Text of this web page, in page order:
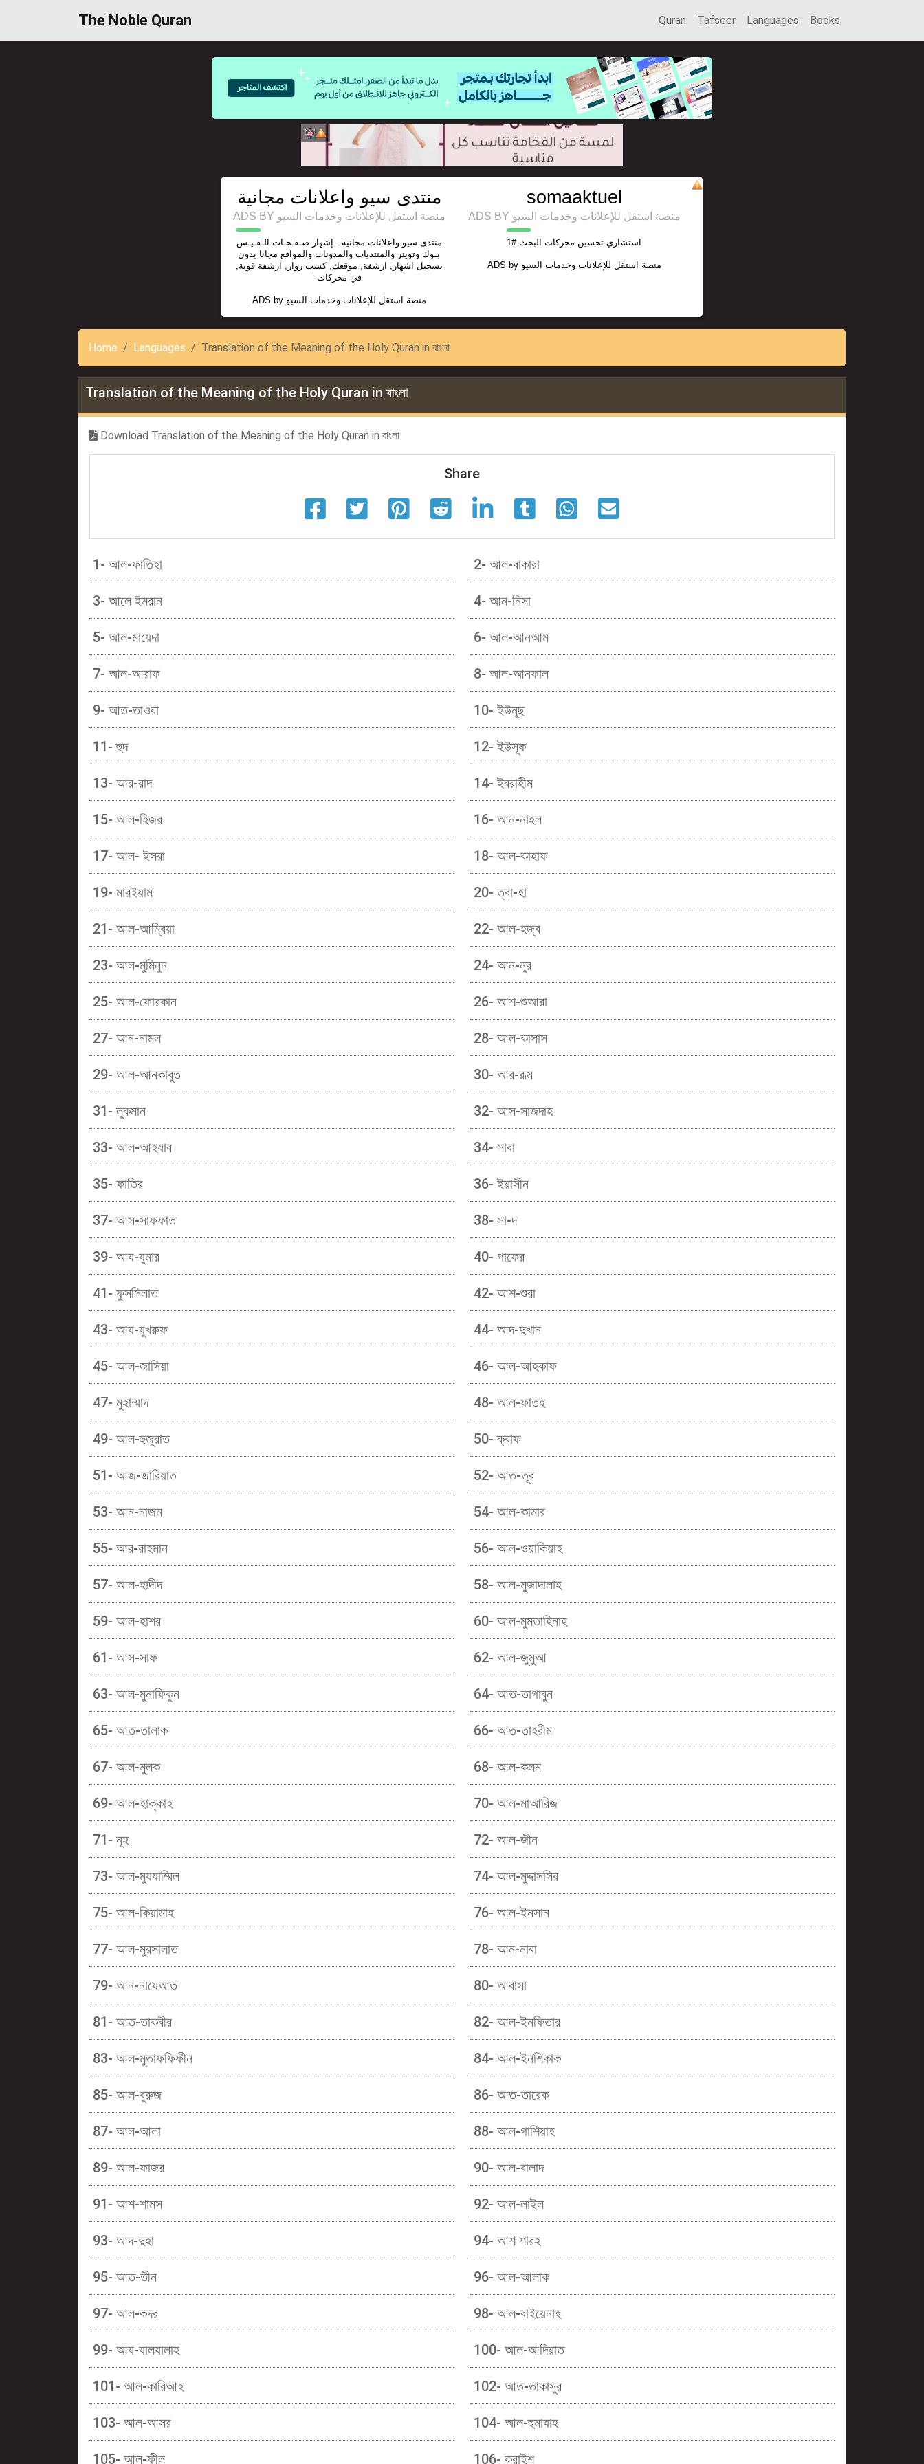
The Noble Quran َQuran Tafseer Languages Books
منتدى سيو واعلانات مجانية
ADS BY منصة استقل للإعلانات وخدمات السيو
منتدى سيو واعلانات مجانية - إشهار صـفـحـات الـفـيـس
بـوك وتويتر والمنتديات والمدونات والمواقع مجانا بدون
تسجيل اشهار, ارشفة, موقعك, كسب زوار, ارشفة قوية,
في محركات
ADS by منصة استقل للإعلانات وخدمات السيو
somaaktuel
ADS BY منصة استقل للإعلانات وخدمات السيو
1# استشاري تحسين محركات البحث
ADS by منصة استقل للإعلانات وخدمات السيو
Home Languages Translation of the Meaning of the Holy Quran in বাংলা
Translation of the Meaning of the Holy Quran in বাংলা
Download Translation of the Meaning of the Holy Quran in বাংলা
Share
1- আল-ফাতিহা 2- আল-বাকারা
3- আলে ইমরান 4- আন-নিসা
5- আল-মায়েদা 6- আল-আনআম
7- আল-আরাফ 8- আল-আনফাল
9- আত-তাওবা 10- ইউনূছ
11- হুদ 12- ইউসূফ
13- আর-রাদ 14- ইবরাহীম
15- আল-হিজর 16- আন-নাহল
17- আল- ইসরা 18- আল-কাহাফ
19- মারইয়াম 20- ত্বা-হা
21- আল-আম্বিয়া 22- আল-হজ্ব
23- আল-মুমিনুন 24- আন-নূর
25- আল-ফোরকান 26- আশ-শুআরা
27- আন-নামল 28- আল-কাসাস
29- আল-আনকাবুত 30- আর-রূম
31- লুকমান 32- আস-সাজদাহ
33- আল-আহযাব 34- সাবা
35- ফাতির 36- ইয়াসীন
37- আস-সাফফাত 38- সা-দ
39- আয-যুমার 40- গাফের
41- ফুসসিলাত 42- আশ-শুরা
43- আয-যুখরুফ 44- আদ-দুখান
45- আল-জাসিয়া 46- আল-আহকাফ
47- মুহাম্মাদ 48- আল-ফাতহ
49- আল-হুজুরাত 50- ক্বাফ
51- আজ-জারিয়াত 52- আত-তূর
53- আন-নাজম 54- আল-কামার
55- আর-রাহমান 56- আল-ওয়াকিয়াহ
57- আল-হাদীদ 58- আল-মুজাদালাহ
59- আল-হাশর 60- আল-মুমতাহিনাহ
61- আস-সাফ 62- আল-জুমুআ
63- আল-মুনাফিকুন 64- আত-তাগাবুন
65- আত-তালাক 66- আত-তাহরীম
67- আল-মুলক 68- আল-কলম
69- আল-হাক্কাহ 70- আল-মাআরিজ
71- নূহ 72- আল-জীন
73- আল-মুযযাম্মিল 74- আল-মুদ্দাসসির
75- আল-কিয়ামাহ 76- আল-ইনসান
77- আল-মুরসালাত 78- আন-নাবা
79- আন-নাযেআত 80- আবাসা
81- আত-তাকবীর 82- আল-ইনফিতার
83- আল-মুতাফফিফীন 84- আল-ইনশিকাক
85- আল-বুরুজ 86- আত-তারেক
87- আল-আলা 88- আল-গাশিয়াহ
89- আল-ফাজর 90- আল-বালাদ
91- আশ-শামস 92- আল-লাইল
93- আদ-দুহা 94- আশ শারহ
95- আত-তীন 96- আল-আলাক
97- আল-কদর 98- আল-বাইয়েনাহ
99- আয-যালযালাহ 100- আল-আদিয়াত
101- আল-কারিআহ 102- আত-তাকাসুর
103- আল-আসর 104- আল-হুমাযাহ
105- আল-ফীল 106- কুরাইশ